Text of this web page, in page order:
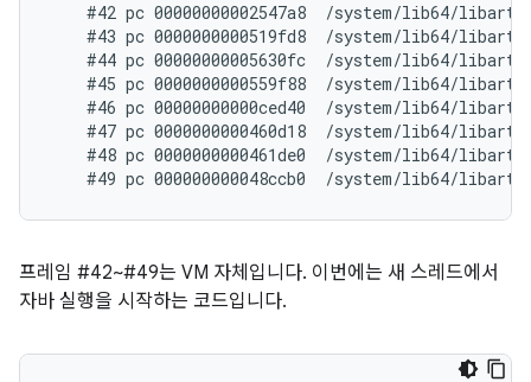
#42 pc 00000000002547a8  /system/lib64/
#43 pc 0000000000519fd8  /system/lib64/
#44 pc 00000000005630fc  /system/lib64/
#45 pc 0000000000559f88  /system/lib64/
#46 pc 00000000000ced40  /system/lib64/
#47 pc 0000000000460d18  /system/lib64/
#48 pc 0000000000461de0  /system/lib64/
프레임 #42~#49는 VM 자체입니다. 이번에는 새 스레드에서
자바 실행을 시작하는 코드입니다.